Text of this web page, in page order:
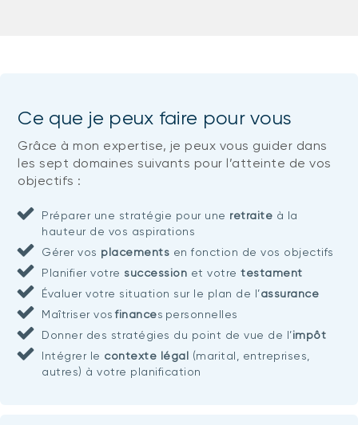
Ce que je peux faire pour vous
Grâce à mon expertise, je peux vous guider dans
les sept domaines suivants pour l’atteinte de vos
objectifs :
Préparer une stratégie pour une retraite à la
hauteur de vos aspirations
Gérer vos placements en fonction de vos objectifs
Planifier votre succession et votretestament
Évaluer votre situation sur le plan de l’assurance
Maîtriser vosfinances personnelles
Donner des stratégies du point de vue de l’impôt
Intégrer le contexte légal (marital, entreprises,
autres) à votre planification